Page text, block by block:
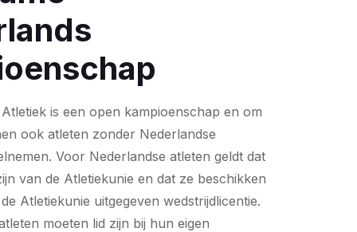
is een open kampioenschap en om
ook atleten zonder Nederlandse
Voor Nederlandse atleten geldt dat
van de Atletiekunie en dat ze beschikken
Atletiekunie uitgegeven wedstrijdlicentie.
moeten lid zijn bij hun eigen